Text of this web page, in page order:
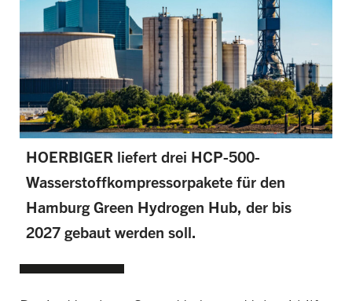
HOERBIGER liefert drei HCP-500-
Wasserstoffkompressorpakete für den
Hamburg Green Hydrogen Hub, der bis
2027 gebaut werden soll.